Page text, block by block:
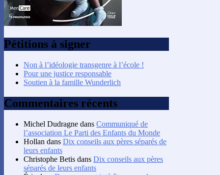
Pétitions à signer
Non à l’idéologie transgenre à l’école !
Pour une justice responsable
Soutien à la famille Wunderlich
Commentaires récents
Michel Dudragne dans Communiqué de
l’association Le Parti des Enfants du Monde
Hollan dans Dix conseils aux pères séparés de
leurs enfants
Christophe Betis dans Dix conseils aux pères
séparés de leurs enfants